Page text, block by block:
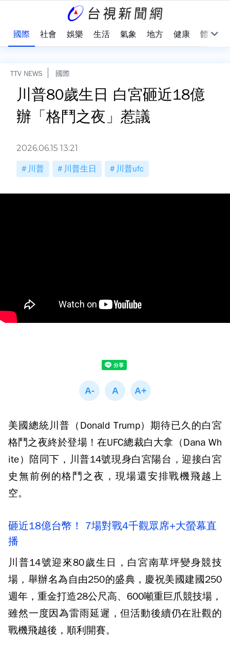
國際 社會 娛樂 生活 氣象 地方 健康 體育
TTV NEWS 國際
川普80歲生日 白宮砸近18億
辦「格鬥之夜」惹議
2026.06.15 13:21
川普 川普生日 川普ufc
美國總統川普（Donald Trump）期待已久的白宮
格鬥之夜終於登場！在UFC總裁白大拿（Dana Wh
ite）陪同下，川普14號現身白宮陽台，迎接白宮
史無前例的格鬥之夜，現場還安排戰機飛越上
空。
砸近18億台幣！ 7場對戰4千觀眾席+大螢幕直
播
川普14號迎來80歲生日，白宮南草坪變身競技
場，舉辦名為自由250的盛典，慶祝美國建國250
週年，重金打造28公尺高、600噸重巨爪競技場，
雖然一度因為雷雨延遲，但活動後續仍在壯觀的
戰機飛越後，順利開賽。